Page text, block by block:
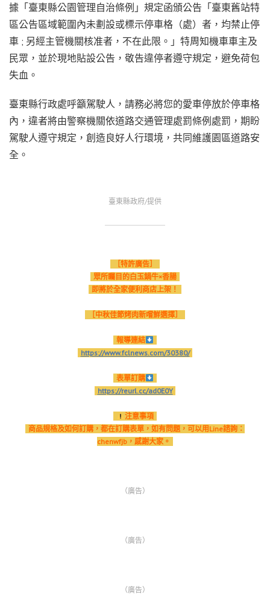
據「臺東縣公園管理自治條例」規定函頒公告「臺東舊站特
區公告區域範圍內未劃設或標示停車格（處）者，均禁止停
車 ; 另經主管機關核准者，不在此限。」特周知機車車主及
民眾，並於現地貼設公告，敬告違停者遵守規定，避免荷包
失血。
臺東縣行政處呼籲駕駛人，請務必將您的愛車停放於停車格
內，違者將由警察機關依道路交通管理處罰條例處罰，期盼
駕駛人遵守規定，創造良好人行環境，共同維護園區道路安
全。
臺東縣政府/提供
［特許廣告］
眾所矚目的白玉鍋牛×香腸
即將於全家便利商店上架！
［中秋佳節烤肉新嚐鮮選擇］
報導連結
https://www.fclnews.com/30380/
表單訂購
https://reurl.cc/ad0E0Y
注意事項
商品規格及如何訂購，都在訂購表單，如有問題，可以用Line諮詢：
chenwfjb，感謝大家。
（廣告）
（廣告）
（廣告）